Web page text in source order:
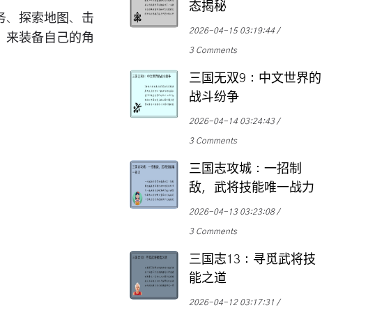
、探索地图、击
来装备自己的角
态揭秘
2026-04-15 03:19:44
3 Comments
三国无双9：中文世界的
战斗纷争
2026-04-14 03:24:43
3 Comments
三国志攻城：一招制
敌，武将技能唯一战力
2026-04-13 03:23:08
3 Comments
三国志13：寻觅武将技
能之道
2026-04-12 03:17:31